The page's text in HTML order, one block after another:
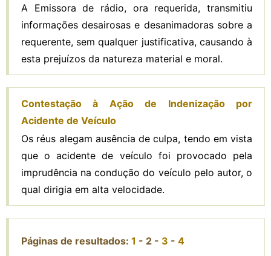
A Emissora de rádio, ora requerida, transmitiu
informações desairosas e desanimadoras sobre a
requerente, sem qualquer justificativa, causando à
esta prejuízos da natureza material e moral.
Contestação à Ação de Indenização por
Acidente de Veículo
Os réus alegam ausência de culpa, tendo em vista
que o acidente de veículo foi provocado pela
imprudência na condução do veículo pelo autor, o
qual dirigia em alta velocidade.
Páginas de resultados: 1 - 2 - 3 - 4